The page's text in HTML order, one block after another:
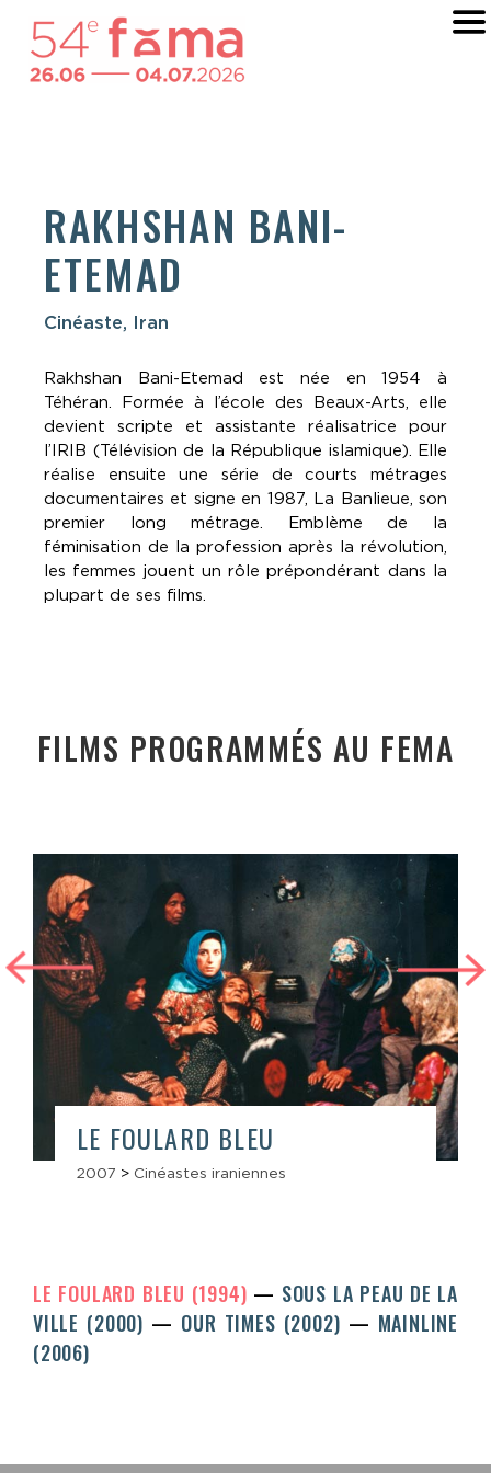
RAKHSHAN BANI-
ETEMAD
Cinéaste, Iran
Rakhshan Bani-Etemad est née en 1954 à
Téhéran. Formée à l’école des Beaux-Arts, elle
devient scripte et assistante réalisatrice pour
l’IRIB (Télévision de la République islamique). Elle
réalise ensuite une série de courts métrages
documentaires et signe en 1987, La Banlieue, son
premier long métrage. Emblème de la
féminisation de la profession après la révolution,
les femmes jouent un rôle prépondérant dans la
plupart de ses films.
FILMS PROGRAMMÉS AU FEMA
LE FOULARD BLEU
2007 > Cinéastes iraniennes
LE FOULARD BLEU (1994)
SOUS LA PEAU DE LA
VILLE (2000)
OUR TIMES (2002)
MAINLINE
(2006)